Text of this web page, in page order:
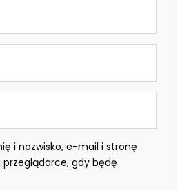
i nazwisko, e-mail i stronę
gdy będę